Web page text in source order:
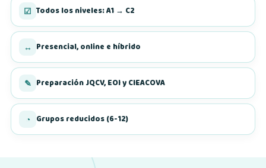
☑ Todos los niveles: A1 → C2
↔ Presencial, online e híbrido
✎ Preparación JQCV, EOI y CIEACOVA
◔ Grupos reducidos (6-12)